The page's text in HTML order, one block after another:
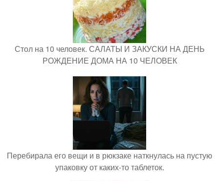
Стол на 10 человек. САЛАТЫ И ЗАКУСКИ НА ДЕНЬ
РОЖДЕНИЕ ДОМА НА 10 ЧЕЛОВЕК
Перебирала его вещи и в рюкзаке наткнулась на пустую
упаковку от каких-то таблеток.